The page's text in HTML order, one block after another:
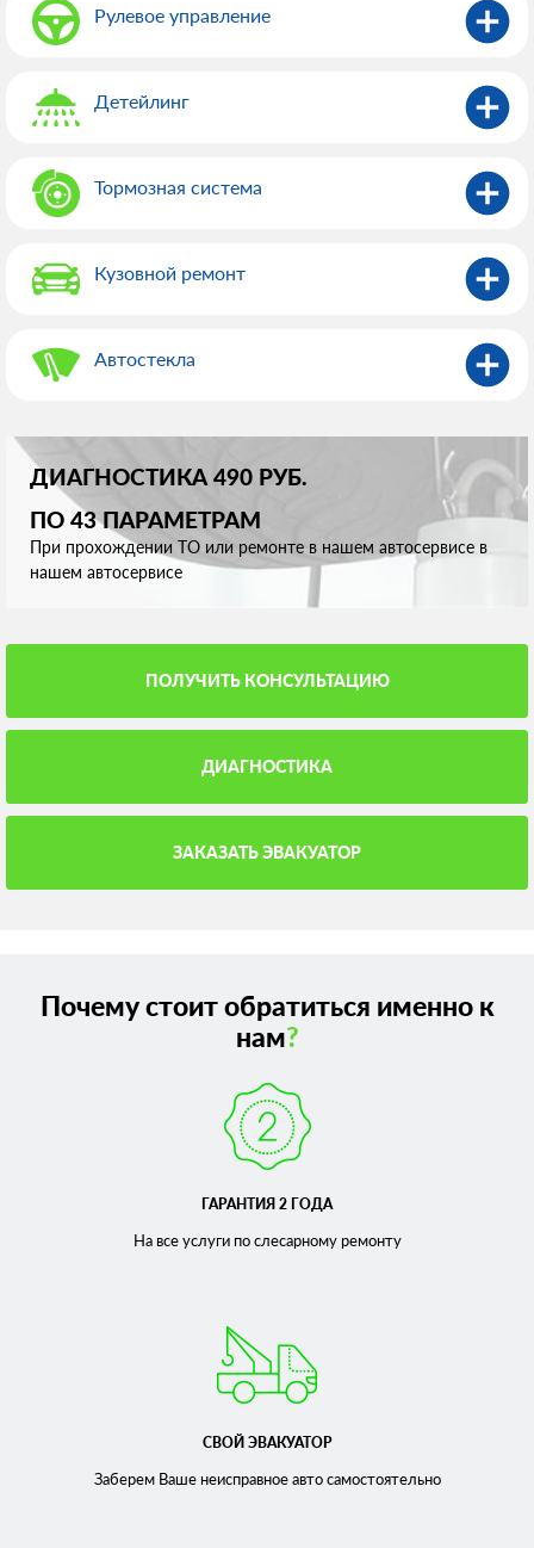
Рулевое управление
Детейлинг
Тормозная система
Кузовной ремонт
Автостекла
ДИАГНОСТИКА 490 РУБ.
ПО 43 ПАРАМЕТРАМ
При прохождении ТО или ремонте в нашем автосервисе в
нашем автосервисе
ПОЛУЧИТЬ КОНСУЛЬТАЦИЮ
ДИАГНОСТИКА
ЗАКАЗАТЬ ЭВАКУАТОР
Почему стоит обратиться именно к
нам?
ГАРАНТИЯ 2 ГОДА
На все услуги по слесарномуремонту
СВОЙ ЭВАКУАТОР
Заберем Ваше неисправноеавто самостоятельно